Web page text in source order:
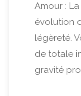
Amour :
évolution
légèreté.
de totale
gravité